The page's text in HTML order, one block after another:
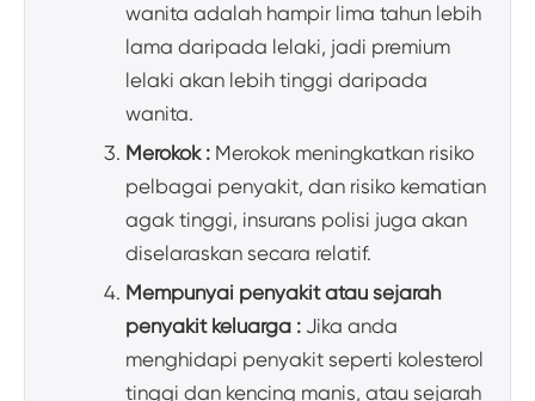
wanita adalah hampir lima tahun lebih
lama daripada lelaki, jadi premium
lelaki akan lebih tinggi daripada
wanita.
Merokok : Merokok meningkatkan risiko
pelbagai penyakit, dan risiko kematian
agak tinggi, insurans polisi juga akan
diselaraskan secara relatif.
Mempunyai penyakit atau sejarah
penyakit keluarga : Jika anda
menghidapi penyakit seperti kolesterol
tinggi dan kencing manis, atau sejarah